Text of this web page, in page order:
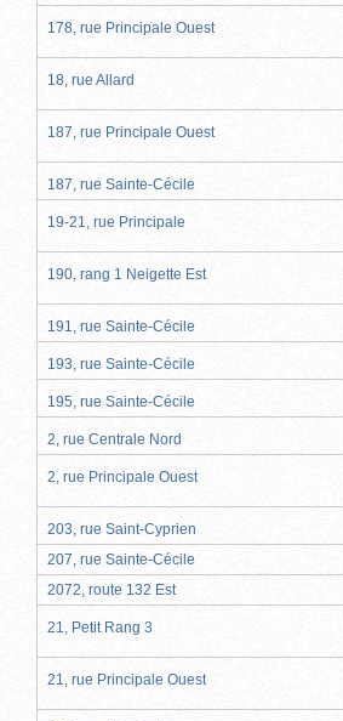
178, rue Principale Ouest
18, rue Allard
187, rue Principale Ouest
187, rue Sainte-Cécile
19-21, rue Principale
190, rang 1 Neigette Est
191, rue Sainte-Cécile
193, rue Sainte-Cécile
195, rue Sainte-Cécile
2, rue Centrale Nord
2, rue Principale Ouest
203, rue Saint-Cyprien
207, rue Sainte-Cécile
2072, route 132 Est
21, Petit Rang 3
21, rue Principale Ouest